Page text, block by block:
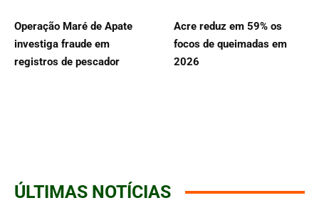
Operação Maré de Apate
investiga fraude em
registros de pescador
Acre reduz em 59% os
focos de queimadas em
2026
ÚLTIMAS NOTÍCIAS